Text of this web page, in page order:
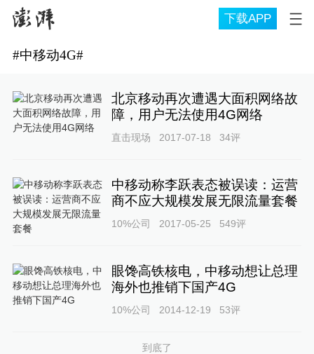
下载APP
#中移动4G#
北京移动再次遭遇大面积网络故
障，用户无法使用4G网络
直击现场 2017-07-18 34评
中移动称李跃表态被误读：运营
商不应大规模发展无限流量套餐
10%公司 2017-05-25 549评
眼馋高铁核电，中移动想让总理
海外也推销下国产4G
10%公司 2014-12-19 53评
到底了